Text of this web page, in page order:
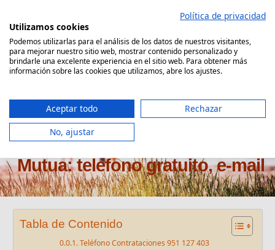
contenido
Comparador Seguro Decesos
Atención al cliente Agrupació
Mutua: telefono gratuito, e-mail
Tabla de Contenido
Teléfono Contrataciones 951 127 403
Política de privacidad
Utilizamos cookies
Podemos utilizarlas para el análisis de los datos de nuestros visitantes,
para mejorar nuestro sitio web, mostrar contenido personalizado y
brindarle una excelente experiencia en el sitio web. Para obtener más
información sobre las cookies que utilizamos, abre los ajustes.
Aceptar todo
Rechazar
No, ajustar